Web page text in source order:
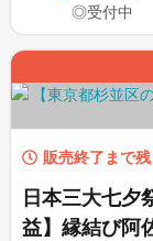
◎受付中
販売終了まで残
日本三大七夕
益】縁結び阿